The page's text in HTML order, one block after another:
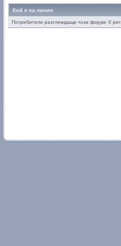
Кой е на линия
Потребители разглеждащи този форум: 0